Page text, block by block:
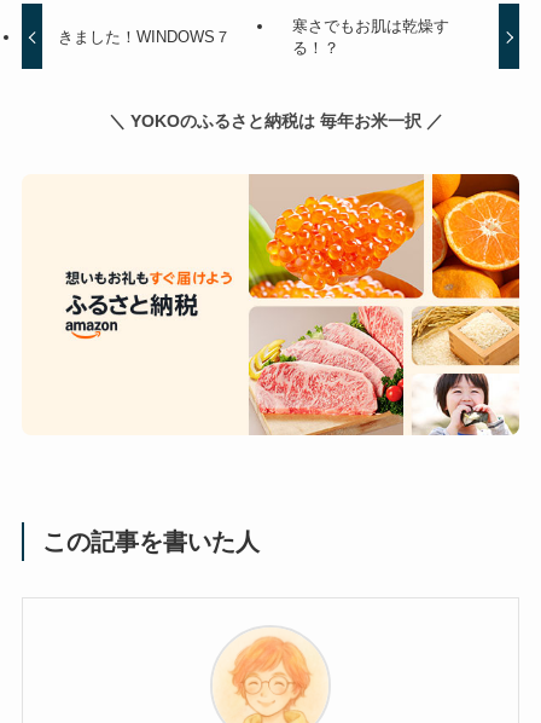
きました！WINDOWS７
寒さでもお肌は乾燥す
る！？
＼ YOKOのふるさと納税は 毎年お米一択 ／
この記事を書いた人